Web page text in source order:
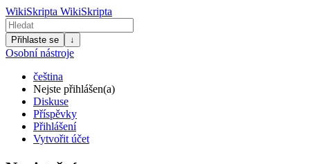
WikiSkripta WikiSkripta
Přihlaste se ↓
Osobní nástroje
čeština
Nejste přihlášen(a)
Diskuse
Příspěvky
Přihlášení
Vytvořit účet